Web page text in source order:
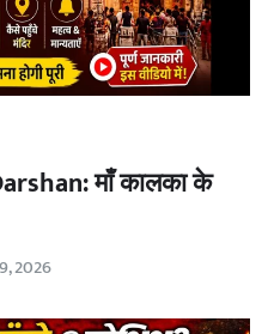
माँ कालका के
2026